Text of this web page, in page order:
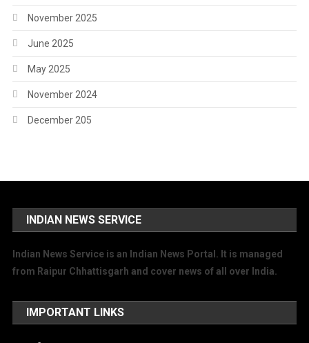
November 2025
June 2025
May 2025
November 2024
December 205
INDIAN NEWS SERVICE
Indian News Service is an Indian News Portal. It is managed
from Raipur Chhattisgarh and cover news of all over India.
IMPORTANT LINKS